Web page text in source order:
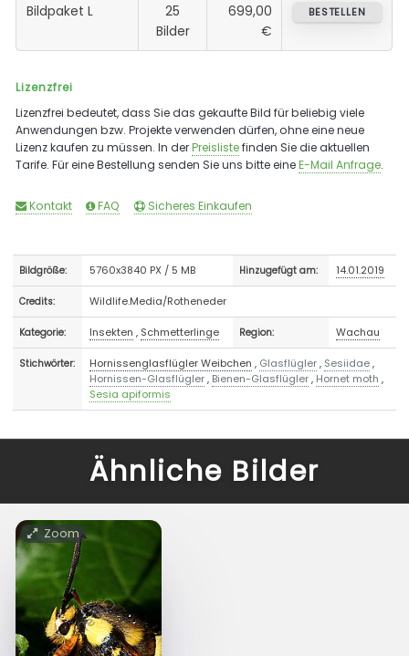
Bildpaket L
25
Bilder
699,00
€
BESTELLEN
Lizenzfrei
Lizenzfrei bedeutet, dass Sie das gekaufte Bild für beliebig viele
Anwendungen bzw. Projekte verwenden dürfen, ohne eine neue
Lizenz kaufen zu müssen. In derPreislistefinden Sie die aktuellen
Tarife. Für eine Bestellung senden Sie uns bitte eineE-Mail Anfrage.
Kontakt FAQ Sicheres Einkaufen
Bildgröße: 5760x3840 PX / 5 MB Hinzugefügt am: 14.01.2019
Credits: Wildlife.Media/Rotheneder
Kategorie: Insekten , Schmetterlinge Region: Wachau
Stichwörter: Hornissenglasflügler Weibchen , Glasflügler, Sesiidae,
Hornissen-Glasflügler, Bienen-Glasflügler, Hornet moth ,
Sesia apiformis
Ähnliche Bilder
Zoom